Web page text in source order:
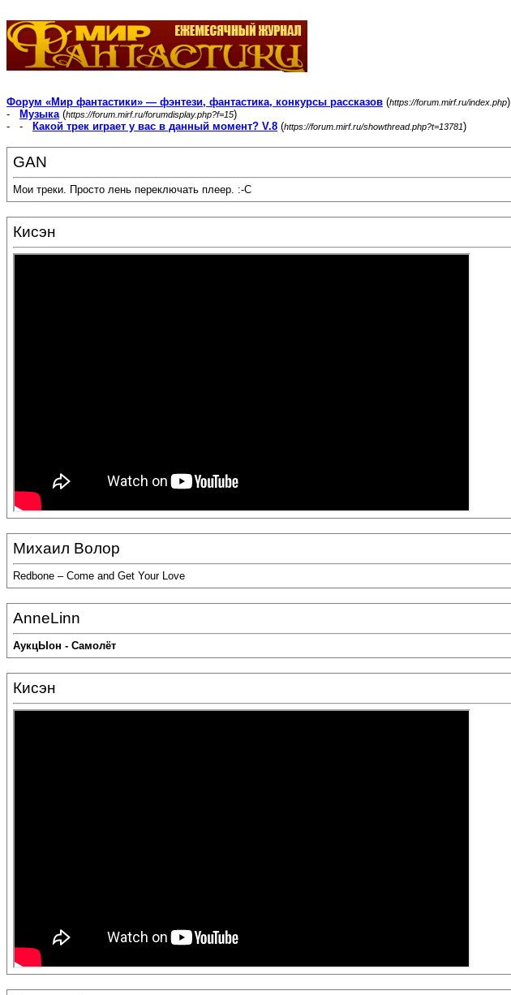
Форум «Мир фантастики» — фэнтези, фантастика, конкурсы рассказов (https://forum.mirf.ru/index.php)
-
Музыка(https://forum.mirf.ru/forumdisplay.php?f=15)
- -
Какой трек играет у вас в данный момент? V.8 (https://forum.mirf.ru/showthread.php?t=13781)
GAN
Мои треки. Просто лень переключать плеер. :-С
Кисэн
Михаил Волор
Redbone – Come and Get Your Love
AnneLinn
АукцЫон - Самолёт
Кисэн